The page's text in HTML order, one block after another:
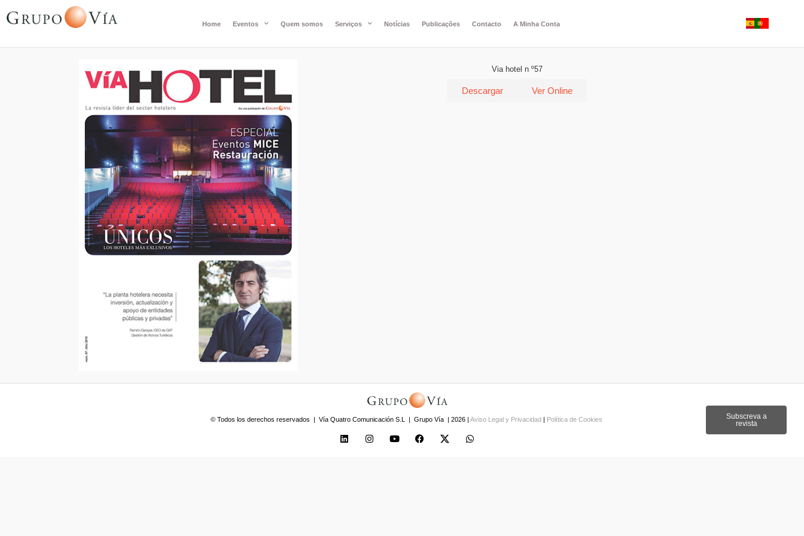
Home Eventos Quem somos Serviços Notícias Publicações Contacto A Minha Conta
Via hotel n º57
Descargar Ver Online
© Todos los derechos reservados | Vía Quatro Comunicación S.L | Grupo Vía | 2026 | Aviso Legal y Privacidad Política de Cookies
Subscreva a
revista